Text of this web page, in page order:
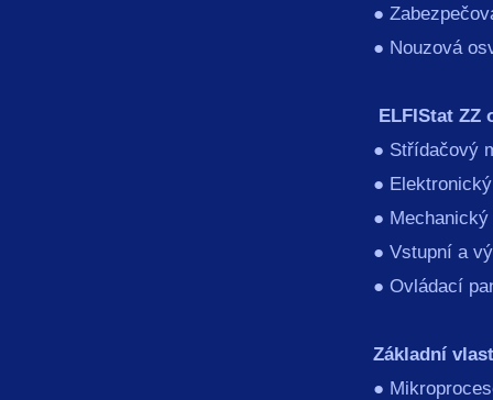
●
● Nouzová
ELFIStat ZZ
● Střídačový
●
●
● Vstupní a
● Ovládací
Základní
●